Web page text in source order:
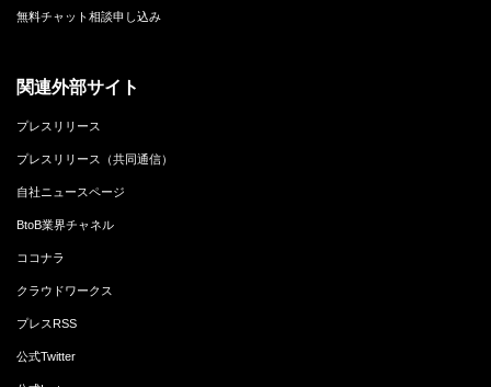
無料チャット相談申し込み
関連外部サイト
プレスリリース
プレスリリース（共同通信）
自社ニュースページ
BtoB業界チャネル
ココナラ
クラウドワークス
プレスRSS
公式Twitter